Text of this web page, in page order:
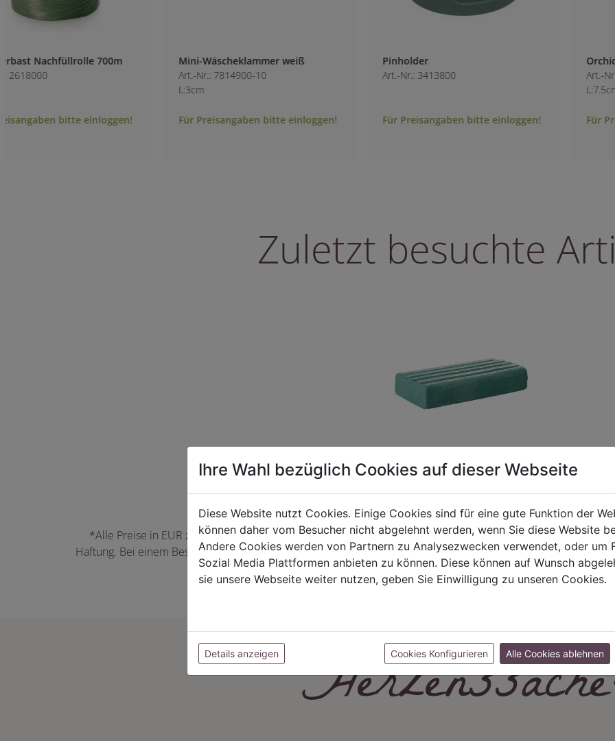
Mini-Wäscheklammer weiß
Art.-Nr.: 7814900-10
Für Preisangaben bitte einloggen!
Pinholder
Art.-Nr.: 3413800
Für Preisangaben bitte einloggen!
Orchideenröhrchen 7,5cc
Art.-Nr.: 0074720
Für Preisangaben bitte einloggen!
Zuletzt besuchte
*Alle Preise in EUR zzgl. der jeweils gültigen Mehrwertsteuer und Versandkosten. Für Irrtümer und
Haftung. Bei einem Bestellwert unter 50,00 EUR behalten wir uns die Berechnung eines
können Farbabweichungen zwischen der Bildschirmdarstellung und dem
Ihre Wahl bezüglich Cookies auf dieser Webseite
Diese Website nutzt Cookies. Einige Cookies sind für eine gute Funktion der
können daher vom Besucher nicht abgelehnt werden, wenn Sie diese Website
Andere Cookies werden von Partnern zu Analysezwecken verwendet, oder um
Sozial Media Plattformen anbieten zu können. Diese können auf Wunsch
sie unsere Webseite weiter nutzen, geben Sie Einwilligung zu unseren Cookies.
Details anzeigen Cookies Konfigurieren Alle Cookies ablehnen